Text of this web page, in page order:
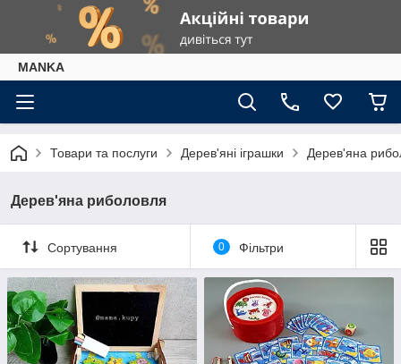
МАNKА
Товари та послуги Дерев'яні іграшки Дерев'яна
Дерев'яна риболовля
Сортування 0 Фільтри